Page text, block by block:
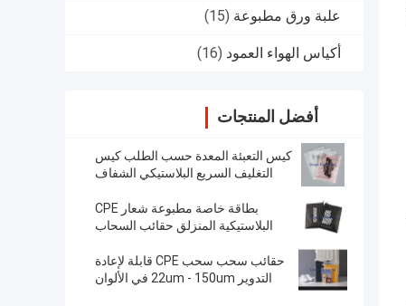
علبة ورق مطبوعة (15)
أكياس الهواء العمود (16)
أفضل المنتجات
كيس التعبئة المعدة حسب الطلب كيس
التغليف السريع البلاستيكي الشفاف
بطاقة خاصة مطبوعة شعار CPE
البلاستيكية المنزلق حقائب السحاب
حقائب سحب سحب CPE قابلة لإعادة
التدوير 22um - 150um في الألوان